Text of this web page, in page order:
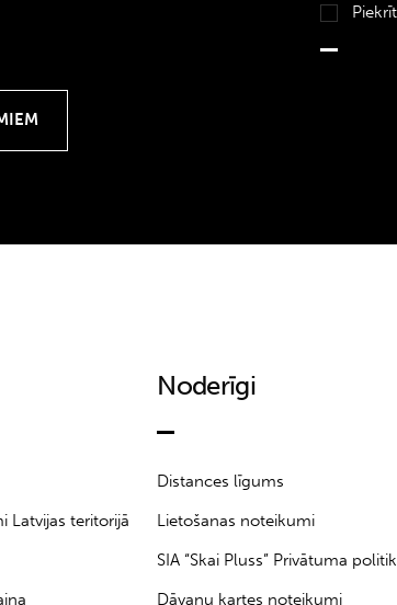
Latvijas teritorijā
Noderīgi
Distances līgums
Lietošanas noteikumi
SIA “Skai Pluss” Privātuma
Dāvanu kartes noteikumi